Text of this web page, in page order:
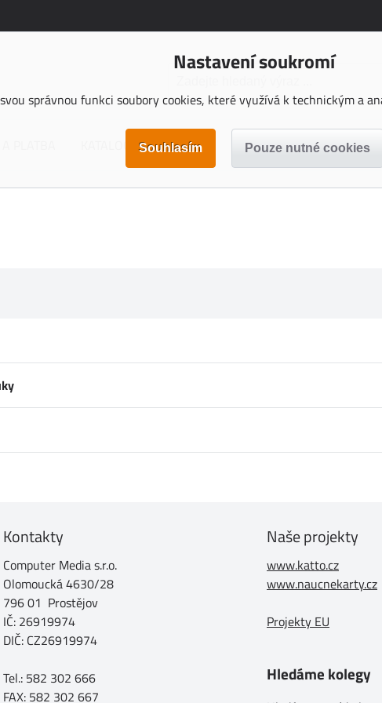
Nastavení soukromí
správnou funkci soubory cookies, které využívá k technickým a
KATALOGY KE STAŽENÍ
Kontakty
Computer Media s.r.o.
Olomoucká 4630/28
796 01 Prostějov
IČ: 26919974
DIČ: CZ26919974
Tel.: 582 302 666
FAX: 582 302 667
Naše projekty
www.katto.cz
www.naucnekarty.cz
Projekty EU
Hledáme kolegy